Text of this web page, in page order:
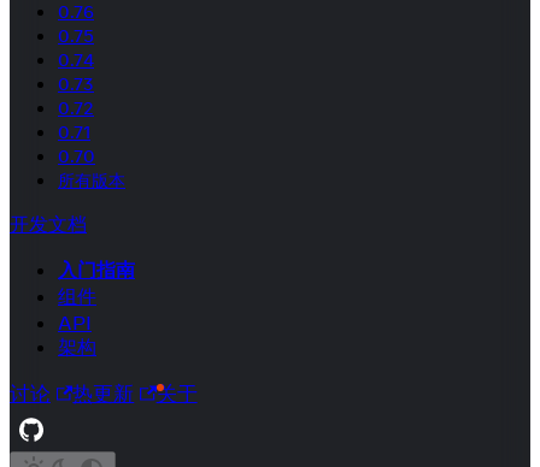
0.76
0.75
0.74
0.73
0.72
0.71
0.70
所有版本
开发文档
入门指南
组件
API
架构
讨论 热更新 关于